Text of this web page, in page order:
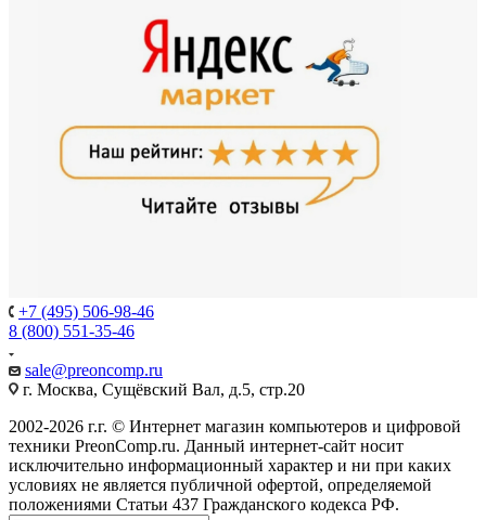
+7 (495) 506-98-46
8 (800) 551-35-46
sale@preoncomp.ru
г. Москва, Сущёвский Вал, д.5, стр.20
2002-2026 г.г. © Интернет магазин компьютеров и цифровой
техники PreonComp.ru. Данный интернет-сайт носит
исключительно информационный характер и ни при каких
условиях не является публичной офертой, определяемой
положениями Статьи 437 Гражданского кодекса РФ.